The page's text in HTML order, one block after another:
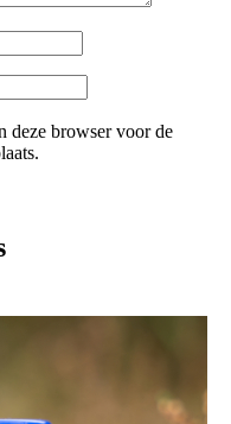
deze browser voor de